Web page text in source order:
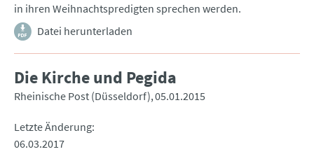
in ihren Weihnachtspredigten sprechen werden.
Datei herunterladen
Die Kirche und Pegida
Rheinische Post (Düsseldorf) 05.01.2015
Letzte Änderung
06.03.2017